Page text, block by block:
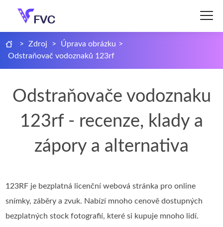
> Zdroj > Úprava obrázku >
Odstraňovač vodoznaků 123rf
Odstraňovače vodoznaku
123rf - recenze, klady a
zápory a alternativa
123RF je bezplatná licenční webová stránka pro online
snímky, záběry a zvuk. Nabízí mnoho cenově dostupných
bezplatných stock fotografií, které si kupuje mnoho lidí.